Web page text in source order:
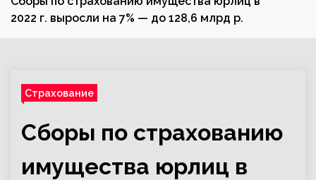
2022 г. выросли на 7% — до 128,6 млрд р.
Страхование
Сборы по страхованию
имущества юрлиц в